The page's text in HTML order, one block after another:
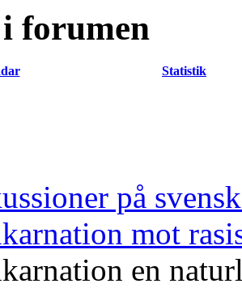
forumen
Statistik
på
mot
en